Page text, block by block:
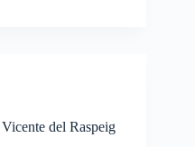
del Raspeig